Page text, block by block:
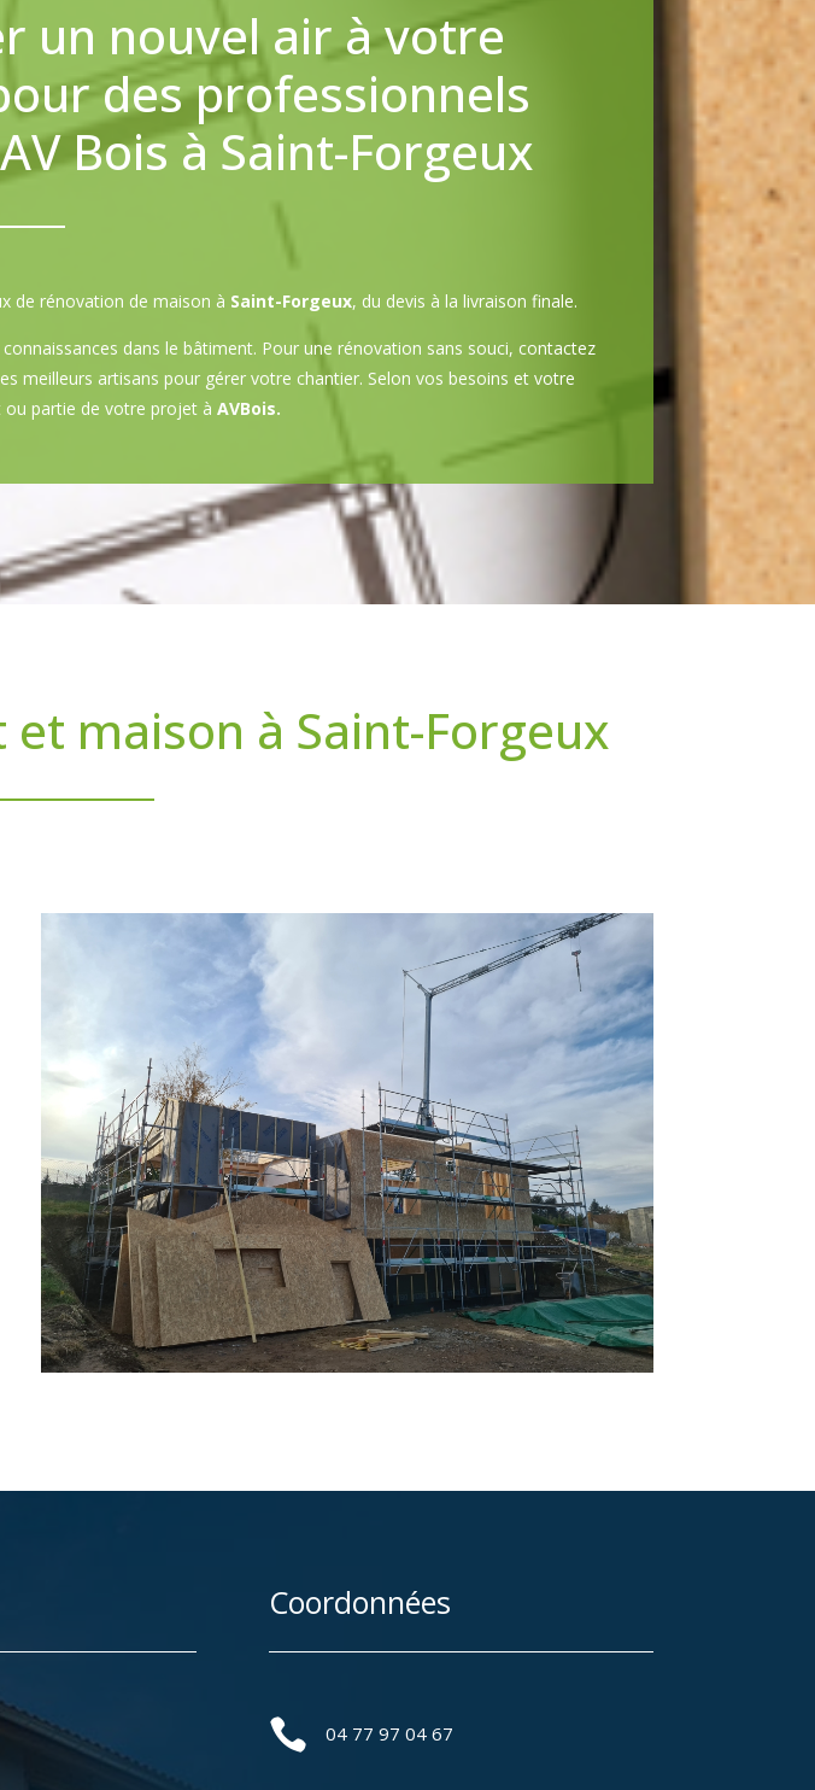
un nouvel air à votre
des professionnels
Bois à Saint-Forgeux
de rénovation de maison à Saint-Forgeux, du devis à la livraison finale.
dans le bâtiment. Pour une rénovation sans souci, contactez
meilleurs artisans pour gérer votre chantier. Selon vos besoins et votre
partie de votre projet à AVBois.
maison à Saint-Forgeux
Coordonnées
 04 77 97 04 67